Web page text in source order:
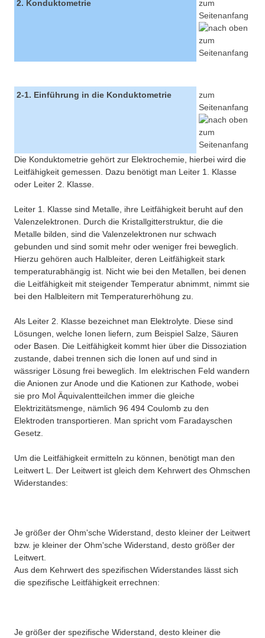
2. Konduktometrie
zum
Seitenanfang
2-1. Einführung in die Konduktometrie
zum
Seitenanfang
Die Konduktometrie gehört zur Elektrochemie, hierbei wird die
Leitfähigkeit gemessen. Dazu benötigt man Leiter 1. Klasse
oder Leiter 2. Klasse.
Leiter 1. Klasse sind Metalle, ihre Leitfähigkeit beruht auf den
Valenzelektronen. Durch die Kristallgitterstruktur, die die
Metalle bilden, sind die Valenzelektronen nur schwach
gebunden und sind somit mehr oder weniger frei beweglich.
Hierzu gehören auch Halbleiter, deren Leitfähigkeit stark
temperaturabhängig ist. Nicht wie bei den Metallen, bei denen
die Leitfähigkeit mit steigender Temperatur abnimmt, nimmt sie
bei den Halbleitern mit Temperaturerhöhung zu.
Als Leiter 2. Klasse bezeichnet man Elektrolyte. Diese sind
Lösungen, welche Ionen liefern, zum Beispiel Salze, Säuren
oder Basen. Die Leitfähigkeit kommt hier über die Dissoziation
zustande, dabei trennen sich die Ionen auf und sind in
wässriger Lösung frei beweglich. Im elektrischen Feld wandern
die Anionen zur Anode und die Kationen zur Kathode, wobei
sie pro Mol Äquivalentteilchen immer die gleiche
Elektrizitätsmenge, nämlich 96 494 Coulomb zu den
Elektroden transportieren. Man spricht vom Faradayschen
Gesetz.
Um die Leitfähigkeit ermitteln zu können, benötigt man den
Leitwert L. Der Leitwert ist gleich dem Kehrwert des Ohmschen
Widerstandes:
Je größer der Ohm'sche Widerstand, desto kleiner der Leitwert
bzw. je kleiner der Ohm'sche Widerstand, desto größer der
Leitwert.
Aus dem Kehrwert des spezifischen Widerstandes lässt sich
die spezifische Leitfähigkeit errechnen:
Je größer der spezifische Widerstand, desto kleiner die